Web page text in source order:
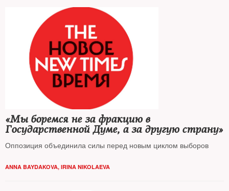
«Мы боремся не за фракцию в
Государственной Думе, а за другую страну»
Оппозиция объединила силы перед новым циклом выборов
ANNA BAYDAKOVA, IRINA NIKOLAEVA